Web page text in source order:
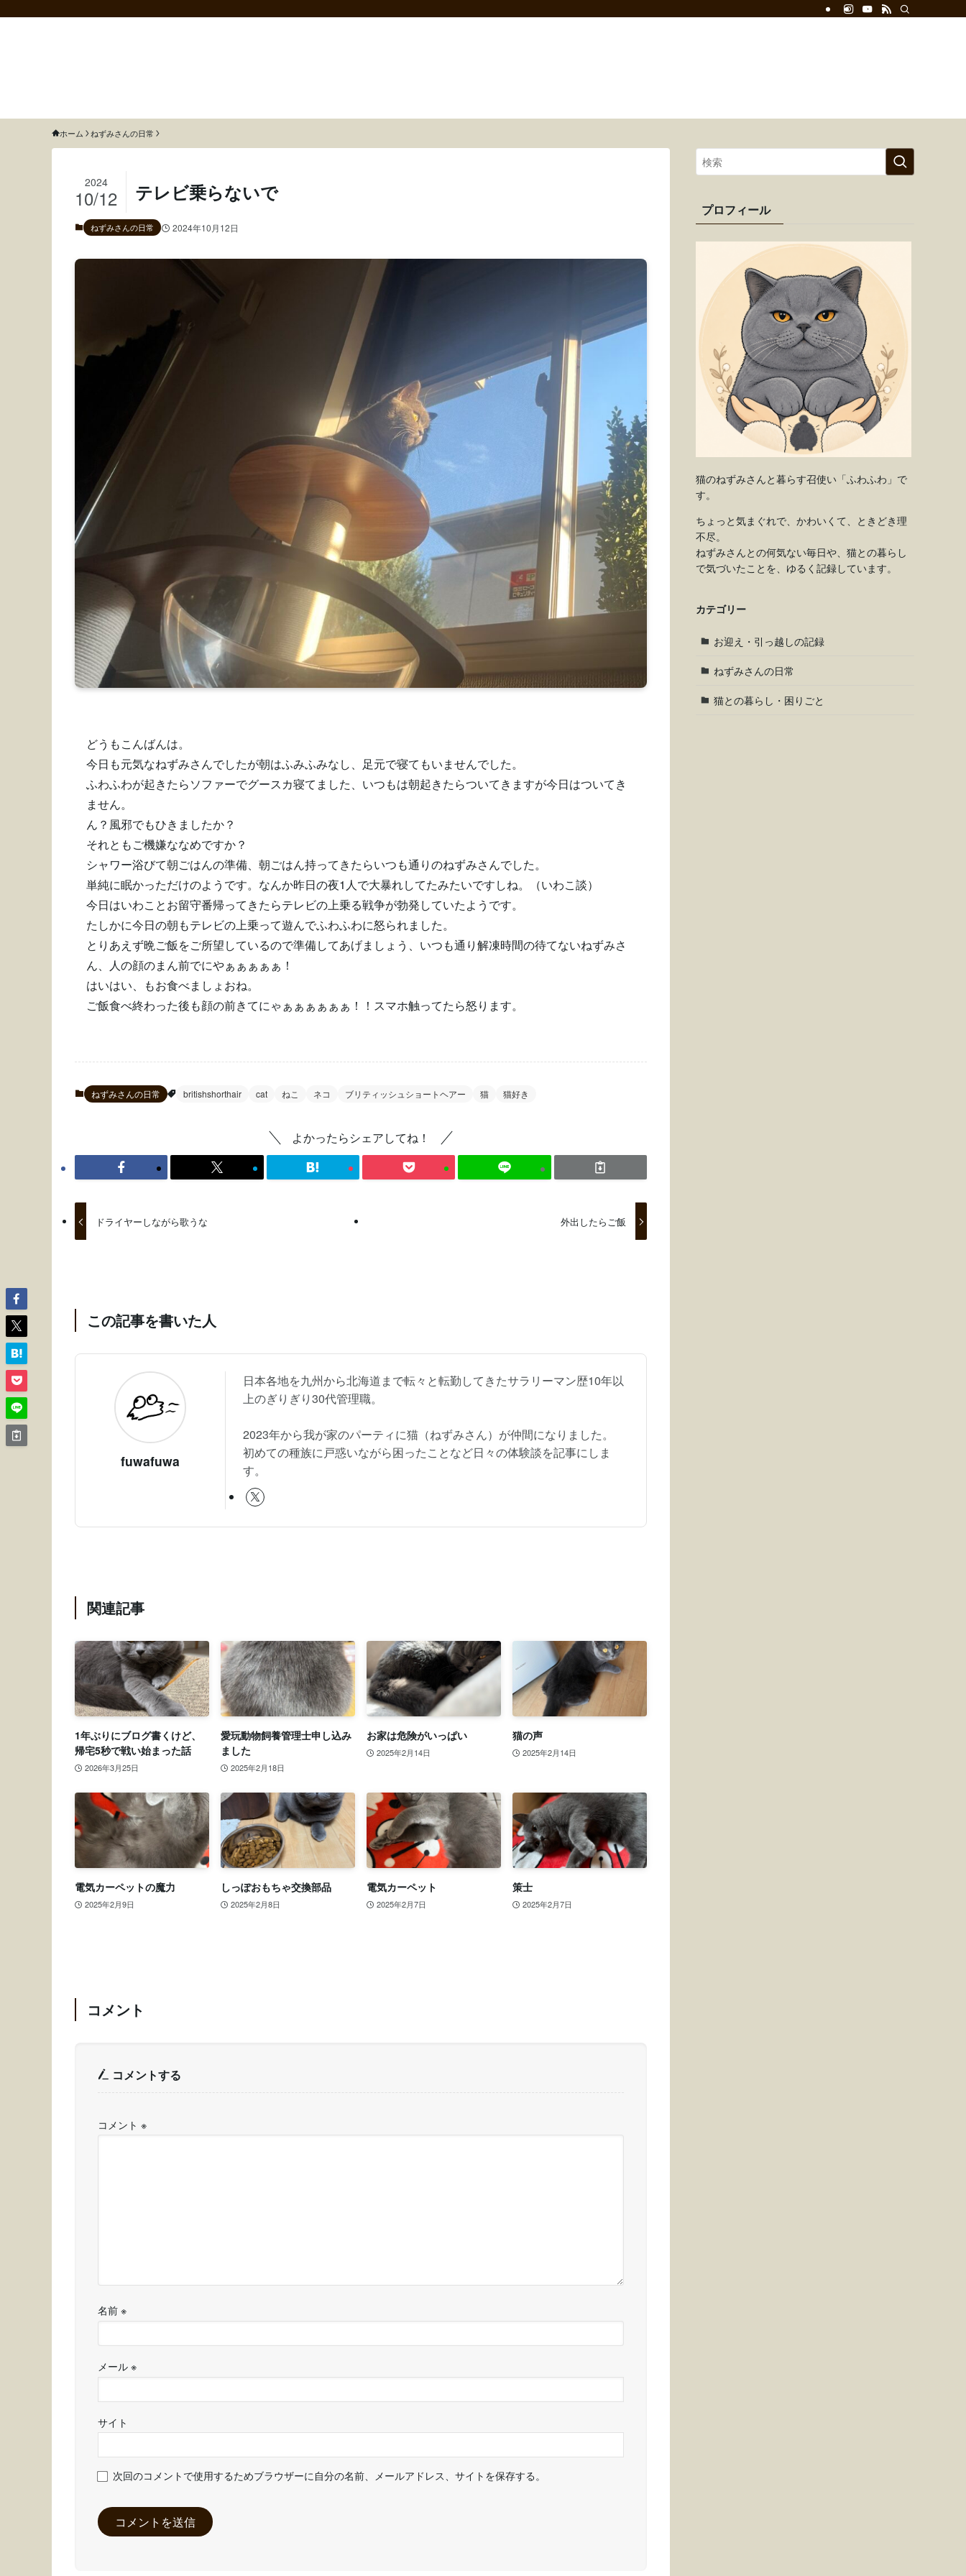
ホーム ねずみさんの日常
テレビ乗らないで
2024
10/12
ねずみさんの日常 2024年10月12日
どうもこんばんは。
今日も元気なねずみさんでしたが朝はふみふみなし、足元で寝てもいませんでした。
ふわふわが起きたらソファーでグースカ寝てました、いつもは朝起きたらついてきますが今日はついてき
ません。
ん？風邪でもひきましたか？
それともご機嫌ななめですか？
シャワー浴びて朝ごはんの準備、朝ごはん持ってきたらいつも通りのねずみさんでした。
単純に眠かっただけのようです。なんか昨日の夜1人で大暴れしてたみたいですしね。（いわこ談）
今日はいわことお留守番帰ってきたらテレビの上乗る戦争が勃発していたようです。
たしかに今日の朝もテレビの上乗って遊んでふわふわに怒られました。
とりあえず晩ご飯をご所望しているので準備してあげましょう、いつも通り解凍時間の待てないねずみさ
ん、人の顔のまん前でにやぁぁぁぁぁ！
はいはい、もお食べましょおね。
ご飯食べ終わった後も顔の前きてにゃぁぁぁぁぁぁ！！スマホ触ってたら怒ります。
ねずみさんの日常 britishshorthair cat ねこ ネコ ブリティッシュショートヘアー 猫 猫好き
よかったらシェアしてね！
ドライヤーしながら歌うな 外出したらご飯
この記事を書いた人
fuwafuwa
日本各地を九州から北海道まで転々と転勤してきたサラリーマン歴10年以
上のぎりぎり30代管理職。
2023年から我が家のパーティに猫（ねずみさん）が仲間になりました。
初めての種族に戸惑いながら困ったことなど日々の体験談を記事にしま
す。
関連記事
1年ぶりにブログ書くけど、
帰宅5秒で戦い始まった話
2026年3月25日
愛玩動物飼養管理士申し込み
ました
2025年2月18日
お家は危険がいっぱい
2025年2月14日
猫の声
2025年2月14日
電気カーペットの魔力
2025年2月9日
しっぽおもちゃ交換部品
2025年2月8日
電気カーペット
2025年2月7日
策士
2025年2月7日
コメント
コメントする
コメント ※
名前※
メール※
サイト
次回のコメントで使用するためブラウザーに自分の名前、メールアドレス、サイトを保存する。
プロフィール
猫のねずみさんと暮らす召使い「ふわふわ」で
す。
ちょっと気まぐれで、かわいくて、ときどき理
不尽。
ねずみさんとの何気ない毎日や、猫との暮らし
で気づいたことを、ゆるく記録しています。
カテゴリー
お迎え・引っ越しの記録
ねずみさんの日常
猫との暮らし・困りごと